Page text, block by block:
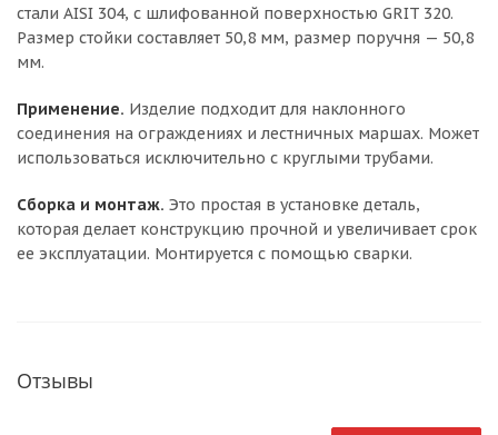
стали AISI 304, с шлифованной поверхностью GRIT 320.
Размер стойки составляет 50,8 мм, размер поручня — 50,8
мм.
Применение. Изделие подходит для наклонного
соединения на ограждениях и лестничных маршах. Может
использоваться исключительно с круглыми трубами.
Сборка и монтаж. Это простая в установке деталь,
которая делает конструкцию прочной и увеличивает срок
ее эксплуатации. Монтируется с помощью сварки.
Отзывы